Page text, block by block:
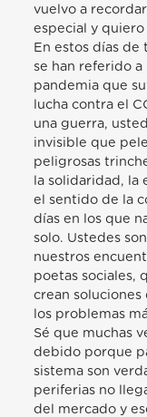
vuelvo a
especial y quiero
En estos días
se han referido a
pandemia que
lucha contra el
una guerra,
invisible que
peligrosas
la solidaridad, la
el sentido de la
días en los que
solo. Ustedes
nuestros
poetas sociales,
crean soluciones
los problemas
Sé que muchas
debido porque
sistema son
periferias no
del mercado y